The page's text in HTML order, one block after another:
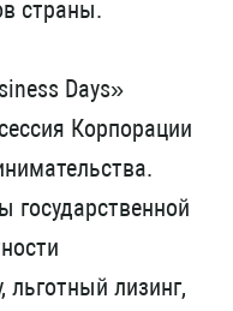
страны.
Days»
Корпорации
государственной
лизинг,